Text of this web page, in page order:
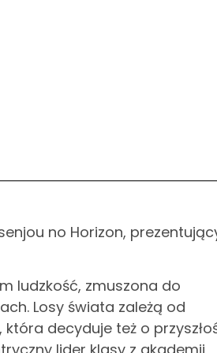
no Horizon,
ludzkość, zmuszona do
Losy świata zależą od
decyduje też o